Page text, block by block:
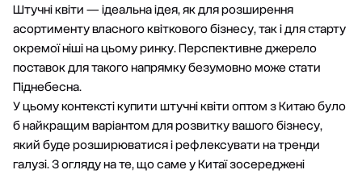
Штучні квіти — ідеальна ідея, як для розширення
асортименту власного квіткового бізнесу, так і для старту
окремої ніші на цьому ринку. Перспективне джерело
поставок для такого напрямку безумовно може стати
Піднебесна.
У цьому контексті купити штучні квіти оптом з Китаю було
б найкращим варіантом для розвитку вашого бізнесу,
який буде розширюватися і рефлексувати на тренди
галузі. З огляду на те, що саме у Китаї зосереджені